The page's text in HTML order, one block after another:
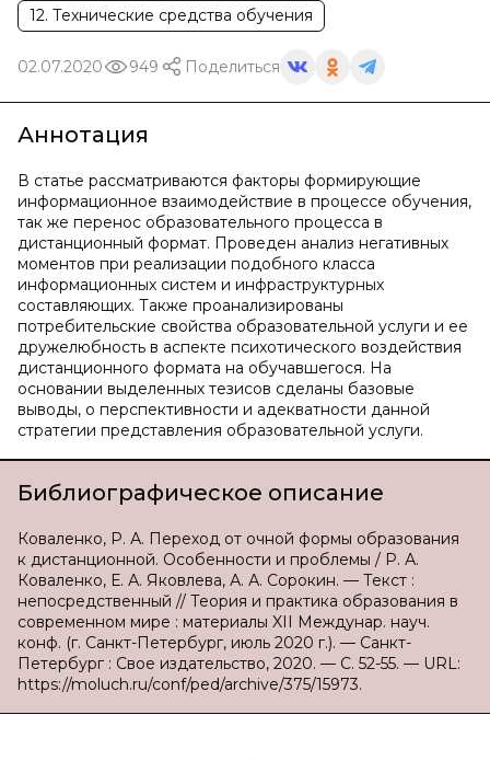
12. Технические средства обучения
02.07.2020 949 Поделиться
Аннотация
В статье рассматриваются факторы формирующие
информационное взаимодействие в процессе обучения,
так же перенос образовательного процесса в
дистанционный формат. Проведен анализ негативных
моментов при реализации подобного класса
информационных систем и инфраструктурных
составляющих. Также проанализированы
потребительские свойства образовательной услуги и ее
дружелюбность в аспекте психотического воздействия
дистанционного формата на обучавшегося. На
основании выделенных тезисов сделаны базовые
выводы, о перспективности и адекватности данной
стратегии представления образовательной услуги.
Библиографическое описание
Коваленко, Р. А. Переход от очной формы образования
к дистанционной. Особенности и проблемы / Р. А.
Коваленко, Е. А. Яковлева, А. А. Сорокин. — Текст :
непосредственный // Теория и практика образования в
современном мире : материалы XII Междунар. науч.
конф. (г. Санкт-Петербург, июль 2020 г.). — Санкт-
Петербург : Свое издательство, 2020. — С. 52-55. — URL:
https://moluch.ru/conf/ped/archive/375/15973.